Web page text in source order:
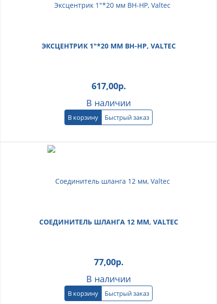
ЭКСЦЕНТРИК 1"*20 ММ ВН-НР, VALTEC
617,00р.
В наличии
В корзину Быстрый заказ
СОЕДИНИТЕЛЬ ШЛАНГА 12 ММ, VALTEC
77,00р.
В наличии
В корзину Быстрый заказ